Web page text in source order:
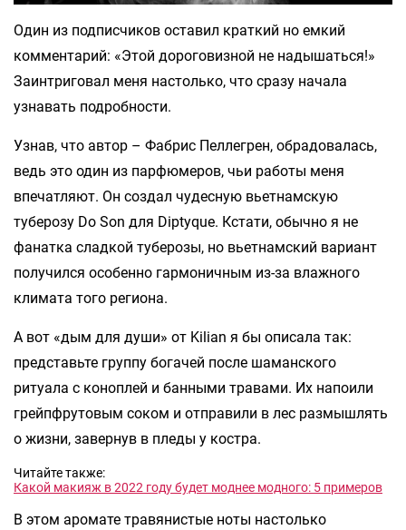
Один из подписчиков оставил краткий но емкий
комментарий: «Этой дороговизной не надышаться!»
Заинтриговал меня настолько, что сразу начала
узнавать подробности.
Узнав, что автор – Фабрис Пеллегрен, обрадовалась,
ведь это один из парфюмеров, чьи работы меня
впечатляют. Он создал чудесную вьетнамскую
туберозу Do Son для Diptyque. Кстати, обычно я не
фанатка сладкой туберозы, но вьетнамский вариант
получился особенно гармоничным из-за влажного
климата того региона.
А вот «дым для души» от Kilian я бы описала так:
представьте группу богачей после шаманского
ритуала с коноплей и банными травами. Их напоили
грейпфрутовым соком и отправили в лес размышлять
о жизни, завернув в пледы у костра.
Читайте также:
Какой макияж в 2022 году будет моднее модного: 5 примеров
В этом аромате травянистые ноты настолько